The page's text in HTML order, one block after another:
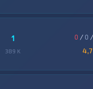
1
389 K
0 / 0 /